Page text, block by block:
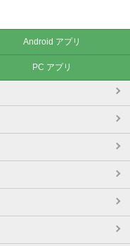
Android アプリ
PC アプリ